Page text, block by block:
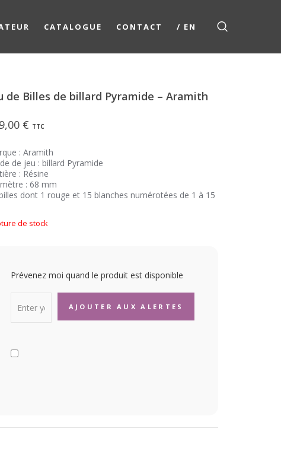
CATALOGUE CONTACT / EN
de Billes de billard Pyramide – Aramith
€ TTC
: Aramith
de jeu : billard Pyramide
: Résine
: 68 mm
dont 1 rouge et 15 blanches numérotées de 1 à 15
de stock
Prévenez moi quand le produit est disponible